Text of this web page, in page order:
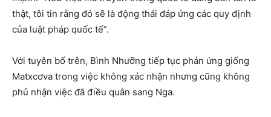
thật, tôi tin rằng đó sẽ là động thái đáp ứng các quy định
của luật pháp quốc tế”.
Với tuyên bố trên, Bình Nhưỡng tiếp tục phản ứng giống
Matxcơva trong việc không xác nhận nhưng cũng không
phủ nhận việc đã điều quân sang Nga.